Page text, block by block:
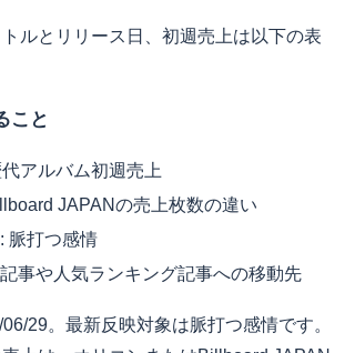
ルとリリース日、初週売上は以下の表
こと
アルバム初週売上
JAPANの売上枚数の違い
脈打つ感情
事や人気ランキング記事への移動先
29。最新反映対象は脈打つ感情です。